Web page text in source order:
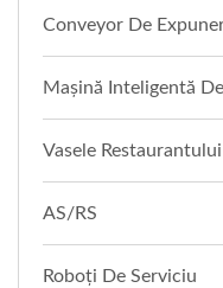
Conveyor De
Mașină Inteligentă
Vasele
AS/RS
Roboți De Serviciu